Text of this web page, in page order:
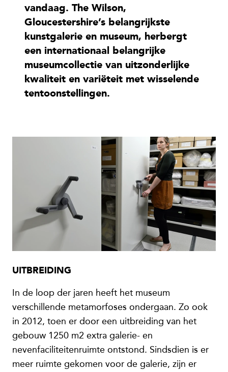
vandaag. The Wilson,
Gloucestershire’s belangrijkste
kunstgalerie en museum, herbergt
een internationaal belangrijke
museumcollectie van uitzonderlijke
kwaliteit en variëteit met wisselende
tentoonstellingen.
UITBREIDING
In de loop der jaren heeft het museum
verschillende metamorfoses ondergaan. Zo ook
in 2012, toen er door een uitbreiding van het
gebouw 1250 m2 extra galerie- en
nevenfaciliteitenruimte ontstond. Sindsdien is er
meer ruimte gekomen voor de galerie, zijn er